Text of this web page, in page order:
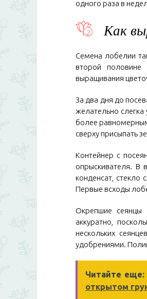
одного раза в
Как
Семена лобелии
второй половине
выращивания
За два дня до
желательно
более
сверху присыпать
Контейнер с
опрыскивателя. В
конденсат, стекло
Первые всходы
Окрепшие сеянцы
аккуратно,
нескольких
удобрениями.
Читайте еще:
открытом